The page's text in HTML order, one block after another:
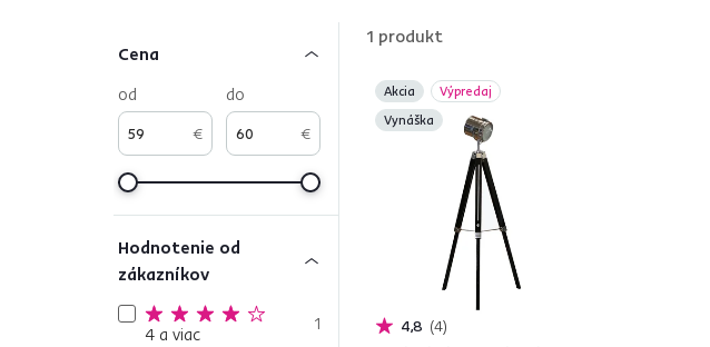
Cena
€
od
€
do
Hodnotenie od
zákazníkov
4 a viac 1
1 produkt
Akcia
Výpredaj
Vynáška
4,8 4